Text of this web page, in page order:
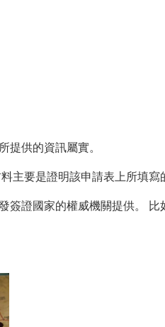
提供的資訊屬實。
主要是證明該申請表上所填寫
簽證國家的權威機關提供。